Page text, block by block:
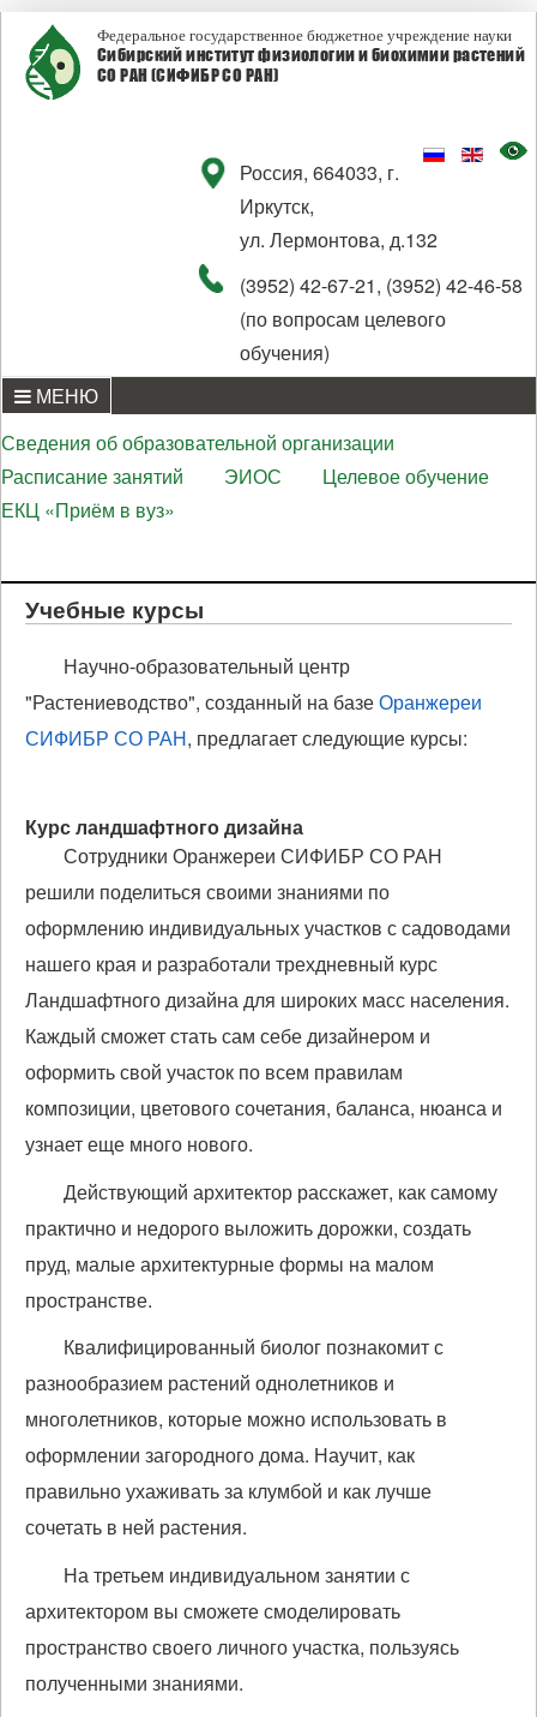
Федеральное государственное бюджетное учреждение науки
Сибирский институт физиологии и биохимии растений
СО РАН (СИФИБР СО РАН)
Россия, 664033, г.
Иркутск,
ул. Лермонтова, д.132
(3952) 42-67-21, (3952) 42-46-58
(по вопросам целевого
обучения)
МЕНЮ
Сведения об образовательной организации
Расписание занятий
ЭИОС
Целевое обучение
ЕКЦ «Приём в вуз»
Учебные курсы
Научно-образовательный центр
"Растениеводство", созданный на базеОранжереи
СИФИБР СО РАН, предлагает следующие курсы:
Курс ландшафтного дизайна
Сотрудники Оранжереи СИФИБР СО РАН
решили поделиться своими знаниями по
оформлению индивидуальных участков с садоводами
нашего края и разработали трехдневный курс
Ландшафтного дизайна для широких масс населения.
Каждый сможет стать сам себе дизайнером и
оформить свой участок по всем правилам
композиции, цветового сочетания, баланса, нюанса и
узнает еще много нового.
Действующий архитектор расскажет, как самому
практично и недорого выложить дорожки, создать
пруд, малые архитектурные формы на малом
пространстве.
Квалифицированный биолог познакомит с
разнообразием растений однолетников и
многолетников, которые можно использовать в
оформлении загородного дома. Научит, как
правильно ухаживать за клумбой и как лучше
сочетать в ней растения.
На третьем индивидуальном занятии с
архитектором вы сможете смоделировать
пространство своего личного участка, пользуясь
полученными знаниями.